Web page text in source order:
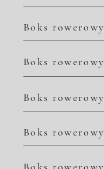
Boks rowerowy
Boks rowerowy
Boks rowerowy
Boks rowerowy